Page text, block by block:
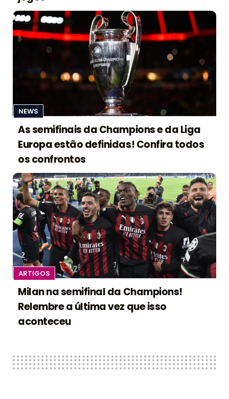
NEWS
As semifinais da Champions e da Liga
Europa estão definidas! Confira todos
os confrontos
ARTIGOS
Milan na semifinal da Champions!
Relembre a última vez que isso
aconteceu